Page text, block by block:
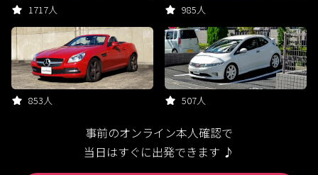
1717人 985人
853人 507人
事前のオンライン本人確認で
当日はすぐに出発できます ♪